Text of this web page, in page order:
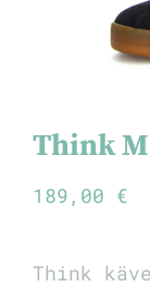
Think M
189,00 €
Think